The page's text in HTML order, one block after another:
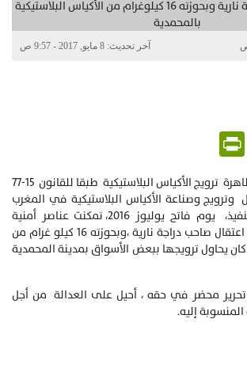
آخر تحديث: 8 مايو, 2017 - 9:57 ص
WhatsApp
في إطار محاربتها لظاهرة ترويج الأكياس البلاستيكية طبقا للقانون 15-77
وصناعة الأكياس البلاستيكية في المغرب
والذي دخل حيز التنفيذ، يوم فاتح يوليوز 2016، تمكنت عناصر أمنية
بمدينة المحمدية من اعتقال صاحب دراجة نارية ،وبحوزته 16 كيلو غرام من
كان يحاول ترويجها ببعض الأسواق بمدينة المحمدية
تحرير محضر في حقه ، أحيل على العدالة من أجل
إليه.